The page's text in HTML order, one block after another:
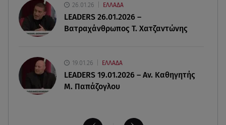
Stars System: Γιορτάζει 20 χρόνια και γίνεται
καθημερινό στο Star
26.01.26 ΕΛΛΑΔΑ
LEADERS 26.01.2026 –
Βατραχάνθρωπος Τ. Χατζαντώνης
19.01.26 ΕΛΛΑΔΑ
LEADERS 19.01.2026 – Αν. Καθηγητής
Μ. Παπάζογλου